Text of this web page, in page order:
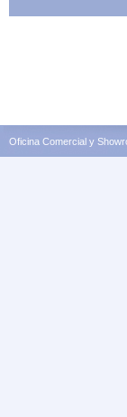
Oficina Comercial y